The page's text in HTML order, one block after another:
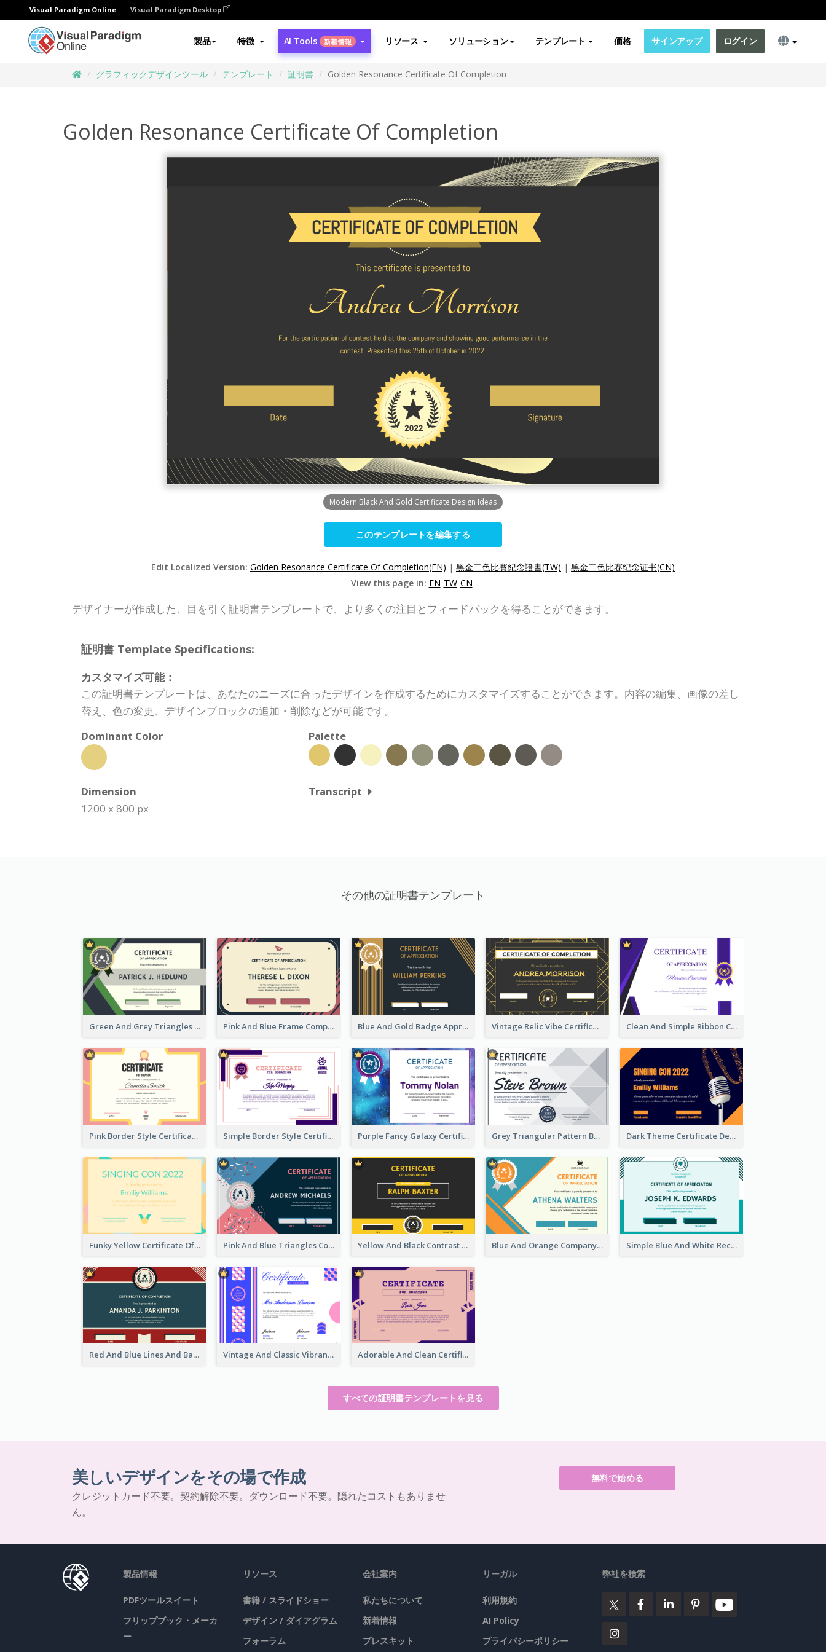
Visual Paradigm Online Visual Paradigm Desktop
製品 特徴 AI Tools 新着情報 リソース ソリューション テンプレート 価格 サインアップ ログイン
グラフィックデザインツール テンプレート 証明書 Golden Resonance Certificate Of Completion
Golden Resonance Certificate Of Completion
Modern Black And Gold Certificate Design Ideas
このテンプレートを編集する
Edit Localized Version: Golden Resonance Certificate Of Completion(EN) | 黑金二色比賽紀念證書(TW) | 黑金二色比赛纪念证书(CN)
View this page in: EN TW CN
デザイナーが作成した、目を引く証明書テンプレートで、より多くの注目とフィードバックを得ることができます。
証明書 Template Specifications:
カスタマイズ可能：
この証明書テンプレートは、あなたのニーズに合ったデザインを作成するためにカスタマイズすることができます。内容の編集、画像の差し
替え、色の変更、デザインブロックの追加・削除などが可能です。
Dominant Color
Palette
Dimension
1200 x 800 px
Transcript
その他の証明書テンプレート
Green And Grey Triangles With Badge Certificate Pink And Blue Frame Company Certificate Blue And Gold Badge Appreciation Certificate Vintage Relic Vibe Certificate Design Template Clean And Simple Ribbon Certificate Design Ideas
Pink Border Style Certificate Design Template Simple Border Style Certificate Design Template Purple Fancy Galaxy Certificate Grey Triangular Pattern Best Certificate Design Dark Theme Certificate Design For Singing Contest
Funky Yellow Certificate Of Singing Content Champion Pink And Blue Triangles Confetti Celebration Certificate Yellow And Black Contrast Simple Certificate Blue And Orange Company Triangles With Badge Certificate Simple Blue And White Rectangle Certificate
Red And Blue Lines And Badge Completion Certificate Vintage And Classic Vibrant Certificate Design Ideas Adorable And Clean Certificate Design Ideas
すべての証明書テンプレートを見る
美しいデザインをその場で作成
クレジットカード不要。契約解除不要。ダウンロード不要。隠れたコストもありませ
ん。
無料で始める
製品情報
PDFツールスイート
フリップブック・メーカ
ー
リソース
書籍 / スライドショー
デザイン / ダイアグラム
フォーラム
会社案内
私たちについて
新着情報
プレスキット
リーガル
利用規約
AI Policy
プライバシーポリシー
弊社を検索